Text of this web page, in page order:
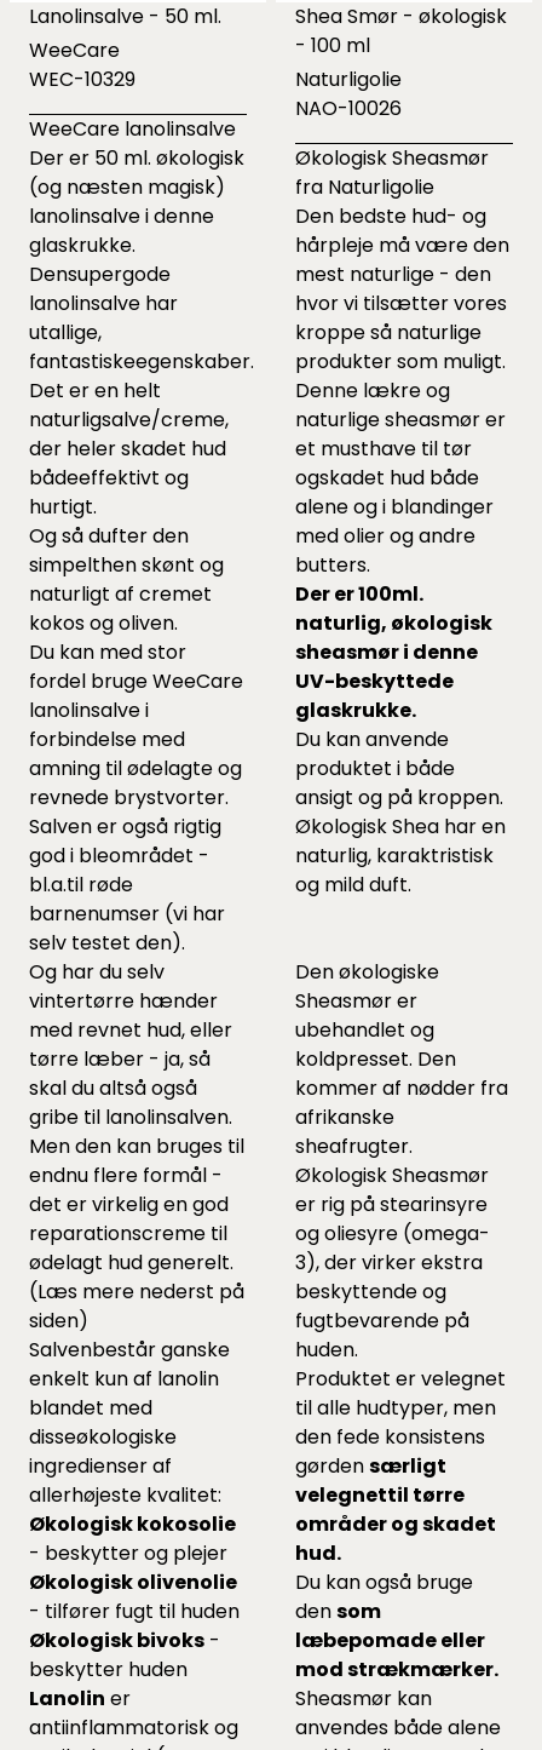
Lanolinsalve - 50 ml.
WeeCare
WEC-10329
WeeCare lanolinsalve
Der er 50 ml. økologisk
(og næsten magisk)
lanolinsalve i denne
glaskrukke.
Densupergode
lanolinsalve har
utallige,
fantastiskeegenskaber.
Det er en helt
naturligsalve/creme,
der heler skadet hud
bådeeffektivt og
hurtigt.
Og så dufter den
simpelthen skønt og
naturligt af cremet
kokos og oliven.
Du kan med stor
fordel bruge WeeCare
lanolinsalve i
forbindelse med
amning til ødelagte og
revnede brystvorter.
Salven er også rigtig
god i bleområdet -
bl.a.til røde
barnenumser (vi har
selv testet den).
Og har du selv
vintertørre hænder
med revnet hud, eller
tørre læber - ja, så
skal du altså også
gribe til lanolinsalven.
Men den kan bruges til
endnu flere formål -
det er virkelig en god
reparationscreme til
ødelagt hud generelt.
(Læs mere nederst på
siden)
Salvenbestår ganske
enkelt kun af lanolin
blandet med
disseøkologiske
ingredienser af
allerhøjeste kvalitet:
Økologisk kokosolie
- beskytter og plejer
Økologisk olivenolie
- tilfører fugt til huden
Økologisk bivoks -
beskytter huden
Lanolin er
antiinflammatorisk og
Shea Smør - økologisk
- 100 ml
Naturligolie
NAO-10026
Økologisk Sheasmør
fra Naturligolie
Den bedste hud- og
hårpleje må være den
mest naturlige - den
hvor vi tilsætter vores
kroppe så naturlige
produkter som muligt.
Denne lækre og
naturlige sheasmør er
et musthave til tør
ogskadet hud både
alene og i blandinger
med olier og andre
butters.
Der er 100ml.
naturlig, økologisk
sheasmør i denne
UV-beskyttede
glaskrukke.
Du kan anvende
produktet i både
ansigt og på kroppen.
Økologisk Shea har en
naturlig, karaktristisk
og mild duft.
Den økologiske
Sheasmør er
ubehandlet og
koldpresset. Den
kommer af nødder fra
afrikanske
sheafrugter.
Økologisk Sheasmør
er rig på stearinsyre
og oliesyre (omega-
3), der virker ekstra
beskyttende og
fugtbevarende på
huden.
Produktet er velegnet
til alle hudtyper, men
den fede konsistens
gørdensærligt
velegnettil tørre
områder og skadet
hud.
Du kan også bruge
densom
læbepomade eller
mod strækmærker.
Sheasmør kan
anvendes både alene